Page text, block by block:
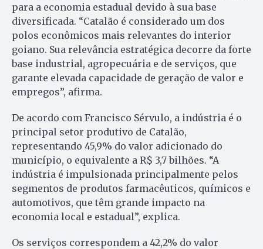
para a economia estadual devido à sua base
diversificada. “Catalão é considerado um dos
polos econômicos mais relevantes do interior
goiano. Sua relevância estratégica decorre da forte
base industrial, agropecuária e de serviços, que
garante elevada capacidade de geração de valor e
empregos”, afirma.
De acordo com Francisco Sérvulo, a indústria é o
principal setor produtivo de Catalão,
representando 45,9% do valor adicionado do
município, o equivalente a R$ 3,7 bilhões. “A
indústria é impulsionada principalmente pelos
segmentos de produtos farmacêuticos, químicos e
automotivos, que têm grande impacto na
economia local e estadual”, explica.
Os serviços correspondem a 42,2% do valor